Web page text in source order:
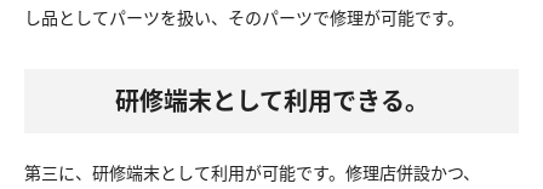
し品としてパーツを扱い、そのパーツで修理が可能です。
研修端末として利用できる。
第三に、研修端末として利用が可能です。修理店併設かつ、